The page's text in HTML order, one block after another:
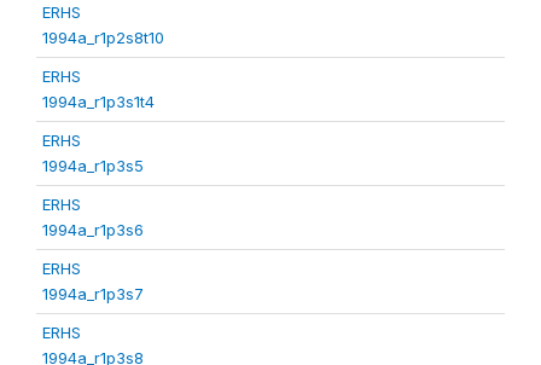
ERHS
1994a_r1p2s8t10
ERHS
1994a_r1p3s1t4
ERHS
1994a_r1p3s5
ERHS
1994a_r1p3s6
ERHS
1994a_r1p3s7
ERHS
1994a_r1p3s8